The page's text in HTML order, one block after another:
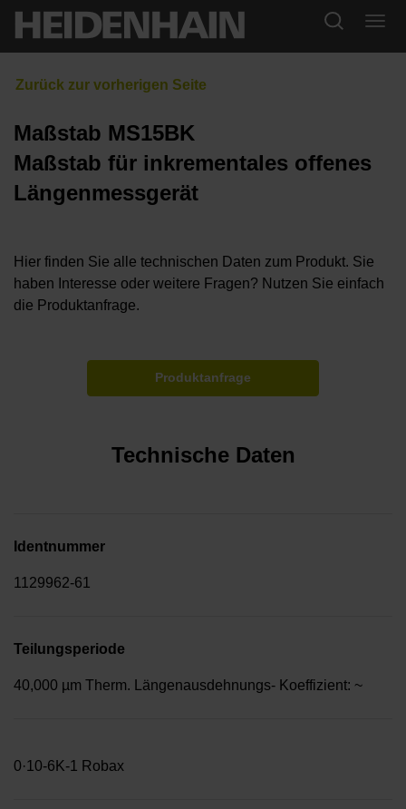
Maßstab MS15BK
Maßstab für inkrementales offenes
Längenmessgerät
Hier finden Sie alle technischen Daten zum Produkt. Sie
haben Interesse oder weitere Fragen? Nutzen Sie einfach
die Produktanfrage.
Produktanfrage
Technische Daten
Identnummer
1129962-61
Teilungsperiode
40,000 µm Therm. Längenausdehnungs- Koeffizient: ~
0·10-6K-1 Robax